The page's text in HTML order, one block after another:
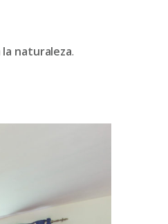
naturaleza.